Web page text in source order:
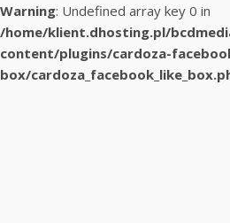
Warning: Undefined array key 0 in
/home/klient.dhosting.pl/
content/plugins/cardoza-
box/